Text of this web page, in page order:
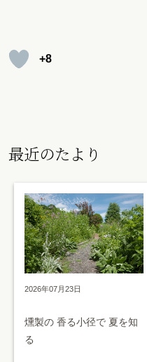
+8
最近のたより
2026年07月23日
燻製の 香る小径で 夏を知
る